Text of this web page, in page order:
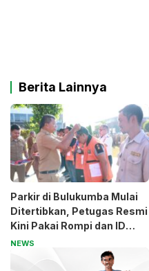
Berita Lainnya
Parkir di Bulukumba Mulai
Ditertibkan, Petugas Resmi
Kini Pakai Rompi dan ID
Card
NEWS